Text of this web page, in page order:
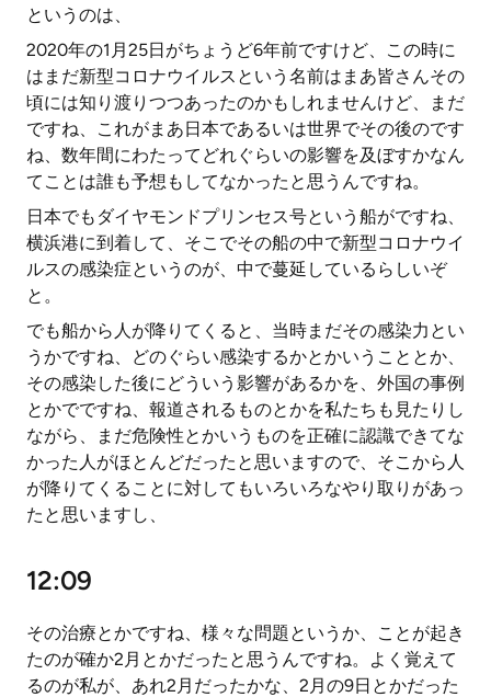
というのは、
2020年の1月25日がちょうど6年前ですけど、この時に
はまだ新型コロナウイルスという名前はまあ皆さんその
頃には知り渡りつつあったのかもしれませんけど、まだ
ですね、これがまあ日本であるいは世界でその後のです
ね、数年間にわたってどれぐらいの影響を及ぼすかなん
てことは誰も予想もしてなかったと思うんですね。
日本でもダイヤモンドプリンセス号という船がですね、
横浜港に到着して、そこでその船の中で新型コロナウイ
ルスの感染症というのが、中で蔓延しているらしいぞ
と。
でも船から人が降りてくると、当時まだその感染力とい
うかですね、どのぐらい感染するかとかいうこととか、
その感染した後にどういう影響があるかを、外国の事例
とかでですね、報道されるものとかを私たちも見たりし
ながら、まだ危険性とかいうものを正確に認識できてな
かった人がほとんどだったと思いますので、そこから人
が降りてくることに対してもいろいろなやり取りがあっ
たと思いますし、
12:09
その治療とかですね、様々な問題というか、ことが起き
たのが確か2月とかだったと思うんですね。よく覚えて
るのが私が、あれ2月だったかな、2月の9日とかだった